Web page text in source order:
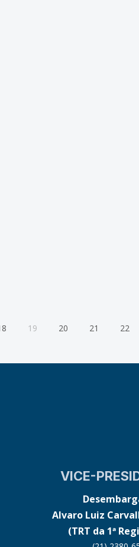
19 20 21 22
VICE-
Alvaro Luiz
(TRT da 1ª